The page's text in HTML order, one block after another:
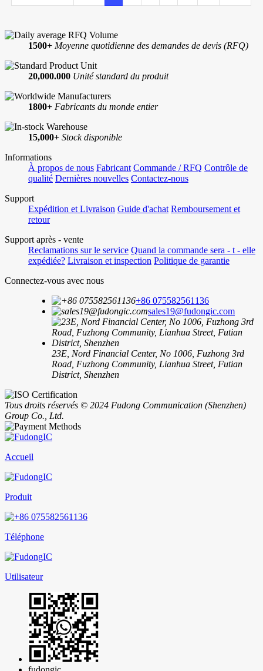
1500+ Moyenne quotidienne des demandes de devis (RFQ)
20,000.000 Unité standard du produit
1800+ Fabricants du monde entier
15,000+ Stock disponible
Informations
À propos de nous Fabricant Commande / RFQ Contrôle de
qualité Dernières nouvelles Contactez-nous
Support
Expédition et Livraison Guide d'achat Remboursement et
retour
Support après - vente
Reclamations sur le service Quand la commande sera - t - elle
expédiée? Livraison et inspection Politique de garantie
Connectez-vous avec nous
+86 075582561136
sales19@fudongic.com
23E, Nord Financial Center, No 1006, Fuzhong 3rd
Road, Fuzhong Community, Lianhua Street, Futian
District, Shenzhen
Tous droits réservés © 2024 Fudong Communication (Shenzhen)
Group Co., Ltd.
Accueil
Produit
Téléphone
Utilisateur